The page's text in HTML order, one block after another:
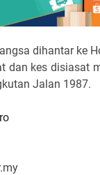
dihantar ke
dan kes disiasat
Jalan 1987.